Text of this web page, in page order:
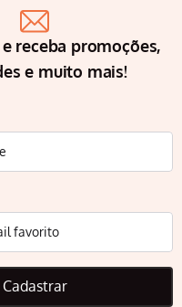
receba promoções,
e muito mais!
Cadastrar